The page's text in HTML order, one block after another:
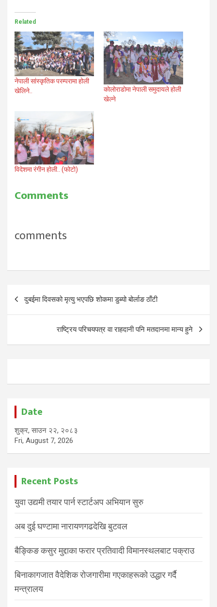
Related
नेपाली सांस्कृतिक परम्परामा होली
खेलिने..
कोलोराडोमा नेपाली समुदायले होली
खेल्ने
विदेशमा रंगीन होली.. (फोटो)
Comments
comments
Post
navigation
दुबईमा दिवसको मृत्यु भएपछि शोकमा डुब्यो बोर्लाङ ठाँटी
राष्ट्रिय परिचयपत्र वा राहदानी पनि मतदानमा मान्य हुने
Date
शुक्र, साउन २२, २०८३
Fri, August 7, 2026
Recent Posts
युवा उद्यमी तयार पार्न स्टार्टअप अभियान सुरु
अब दुई घण्टामा नारायणगढदेखि बुटवल
बैङ्किङ कसुर मुद्दाका फरार प्रतिवादी विमानस्थलबाट पक्राउ
बिनाकागजात वैदेशिक रोजगारीमा गएकाहरूको उद्धार गर्दै
मन्त्रालय